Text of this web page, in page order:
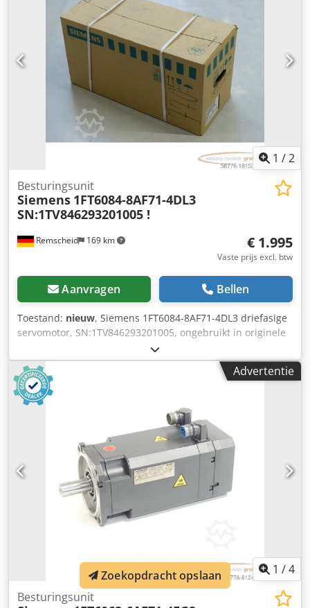
1 /2
Remscheid 169 km
Besturingsunit
Siemens 1FT6084-8AF71-4DL3
SN:1TV846293201005 !
€ 1.995
Vaste prijs excl. btw
Aanvragen Bellen
Toestand: nieuw, Siemens 1FT6084-8AF71-4DL3 driefasige
servomotor, SN:1TV846293201005, ongebruikt in originele
verpakking, 100% functioneel, leveringsomvang volgens
foto's Csdpfxevl Uzzs Ak Tjha
Advertentie
1 /4
Besturingsunit
Zoekopdracht opslaan